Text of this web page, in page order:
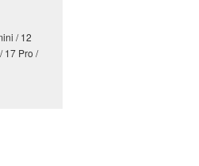
/ 12
17 Pro /